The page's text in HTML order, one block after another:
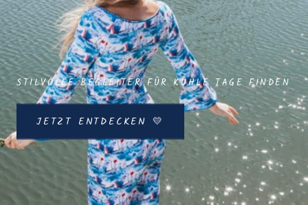
STILVOLLE BEGLEITER FÜR KÜHLE TAGE FINDEN
JETZT ENTDECKEN 💛